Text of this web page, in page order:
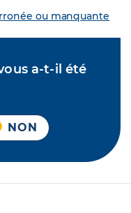
ou manquante
a-t-il été
NON